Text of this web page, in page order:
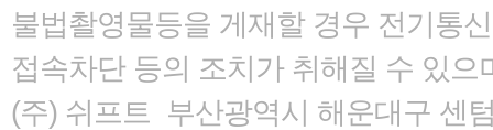
불법촬영물등을 게재할 경우 전기통
접속차단 등의 조치가 취해질 수 있으
(주) 쉬프트 부산광역시 해운대구 센